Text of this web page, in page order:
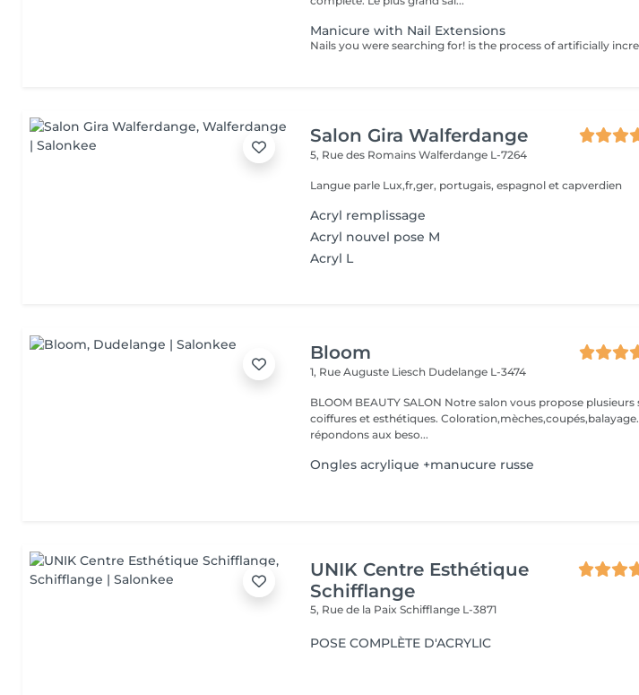
Manicure with Nail Extensions
Salon Gira Walferdange
5, Rue des RomainsWalferdange L-7264
Langue parle Lux,fr,ger, portugais, espagnol et capverdien
Acryl remplissage
Acryl nouvel pose M
Acryl L
Bloom
1, Rue Auguste Liesch Dudelange L-3474
BLOOM BEAUTY SALON Notre salon vous propose plusieurs services
coiffures et esthétiques. Coloration,mèches,coupés,balayage...Nous
répondons aux beso...
Ongles acrylique +manucure russe
UNIK Centre Esthétique
Schifflange
5, Rue de la PaixSchifflange L-3871
POSE COMPLÈTE D'ACRYLIC